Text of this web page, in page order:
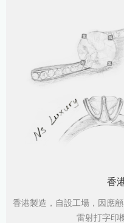
香
香港製造，自設工場，因應
雷射打字印